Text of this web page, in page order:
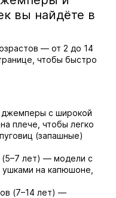
вы найдёте в
— от 2 до 14
чтобы быстро
с широкой
плече, чтобы легко
(запашные)
лет) — модели с
на капюшоне,
(7–14 лет) —